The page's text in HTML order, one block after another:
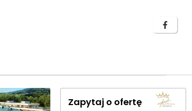
Zapytaj o ofertę